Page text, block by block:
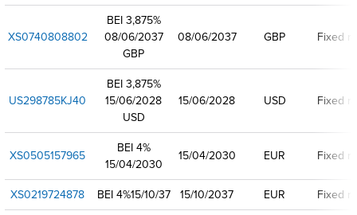
XS0740808802
BEI 3,875%
08/06/2037
GBP
08/06/2037 GBP Fixed
US298785KJ40
BEI 3,875%
15/06/2028
USD
15/06/2028 USD Fixed
XS0505157965
BEI 4%
15/04/2030
15/04/2030 EUR Fixed
XS0219724878 BEI 4%15/10/37 15/10/2037 EUR Fixed